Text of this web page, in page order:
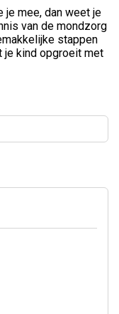
je mee, dan weet je
van de mondzorg
stappen
je kind opgroeit met